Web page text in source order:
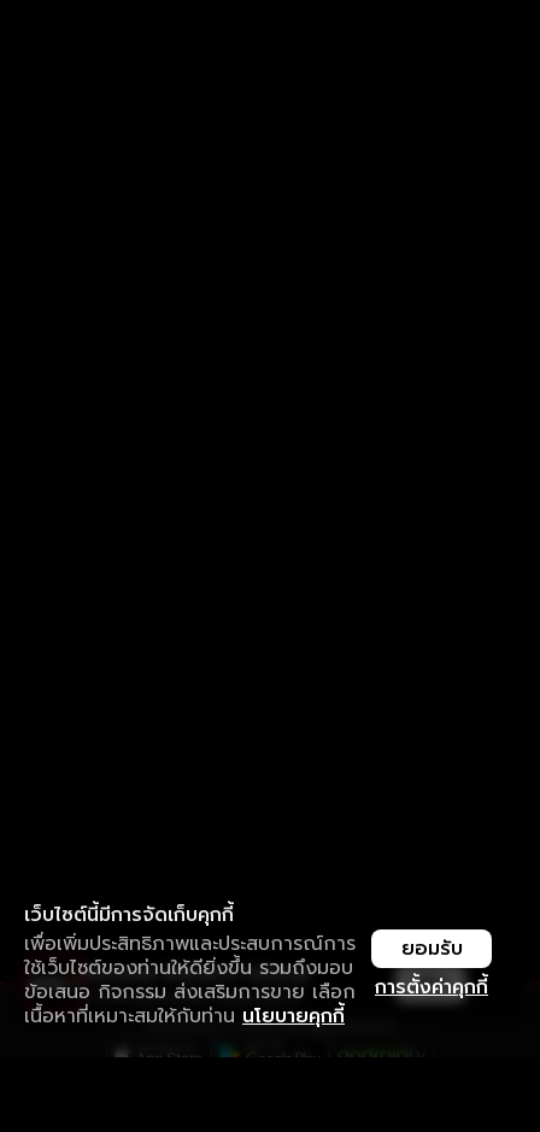
เว็บไซต์นี้มีการจัดเก็บคุกกี้
เพื่อเพิ่มประสิทธิภาพและประสบการณ์การ
ใช้เว็บไซต์ของท่านให้ดียิ่งขึ้น รวมถึงมอบ
ข้อเสนอ กิจกรรม ส่งเสริมการขาย เลือก
เนื้อหาที่เหมาะสมให้กับท่าน นโยบายคุกกี้
การตั้งค่าคุกกี้
ยอมรับ
รับประสบการณ์ที่ดีที่สุดบนแอป
ใช้งานแอป ลื่นไหลกว่า ไม่มีสะดุด
ดาวน์โหลดแอปเพื่อการรับชมที่ดีกว่า เปิด